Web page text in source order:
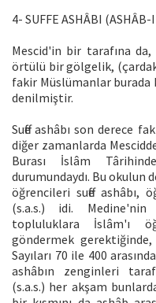
4- SUFFE ASHÂBI (ASHÂB-
Mescid'in bir tarafına
örtülü bir gölgelik, (çardak,
fakir Müslümanlar burada
denilmiştir.
Suffe ashâbı son derece
diğer zamanlarda
Burası İslâm
durumundaydı. Bu okulun
öğrencileri suffe ashâbı,
(s.a.s.) idi.
topluluklara İslâm'ı
göndermek
Sayıları 70 ile 400
ashâbın zenginleri
(s.a.s.) her akşam